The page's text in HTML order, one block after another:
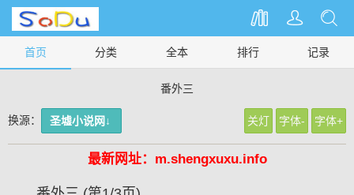
首页 分类 全本 排行 记录
番外三
换源： 圣墟小说网↓ 关灯 字体- 字体+
最新网址：m.shengxuxu.info